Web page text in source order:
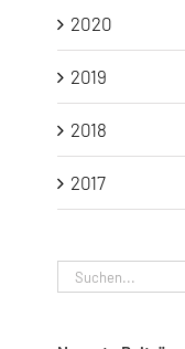
2020
2019
2018
2017
Suche